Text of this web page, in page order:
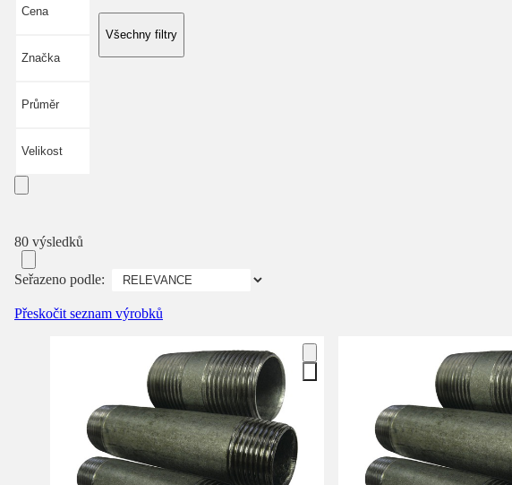
Cena
Značka
Průměr
Velikost
Všechny filtry
80 výsledků
Seřazeno podle:
Přeskočit seznam výrobků